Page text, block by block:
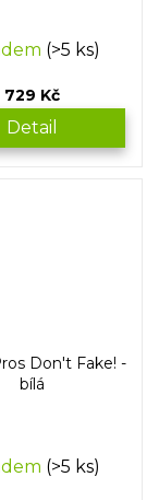
(>5 ks)
729 Kč
Detail
Don't Fake! -
bílá
(>5 ks)